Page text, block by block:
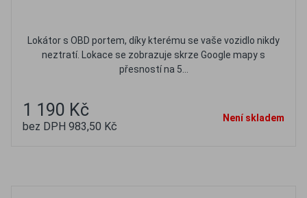
Lokátor s OBD portem, díky kterému se vaše vozidlo nikdy
neztratí. Lokace se zobrazuje skrze Google mapy s
přesností na 5...
1 190 Kč
bez DPH 983,50 Kč
Není skladem